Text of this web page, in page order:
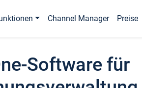
Channel Manager Preise
Software für